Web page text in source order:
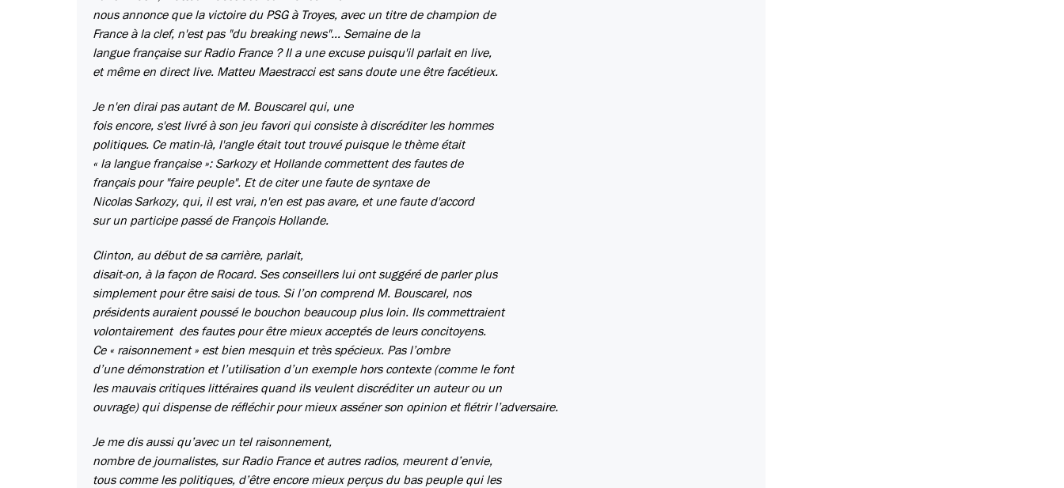
nous annonce que la victoire du PSG à Troyes, avec un titre de champion de
France à la clef, n'est pas "du breaking news"... Semaine de la
langue française sur Radio France ? Il a une excuse puisqu'il parlait en live,
et même en direct live. Matteu Maestracci est sans doute une être facétieux.
Je n'en dirai pas autant de M. Bouscarel qui, une
fois encore, s'est livré à son jeu favori qui consiste à discréditer les hommes
politiques. Ce matin-là, l'angle était tout trouvé puisque le thème était
« la langue française »: Sarkozy et Hollande commettent des fautes de
français pour "faire peuple". Et de citer une faute de syntaxe de
Nicolas Sarkozy, qui, il est vrai, n'en est pas avare, et une faute d'accord
sur un participe passé de François Hollande.
Clinton, au début de sa carrière, parlait,
disait-on, à la façon de Rocard. Ses conseillers lui ont suggéré de parler plus
simplement pour être saisi de tous. Si l’on comprend M. Bouscarel, nos
présidents auraient poussé le bouchon beaucoup plus loin. Ils commettraient
volontairement des fautes pour être mieux acceptés de leurs concitoyens.
Ce « raisonnement » est bien mesquin et très spécieux. Pas l’ombre
d’une démonstration et l’utilisation d’un exemple hors contexte (comme le font
les mauvais critiques littéraires quand ils veulent discréditer un auteur ou un
ouvrage) qui dispense de réfléchir pour mieux asséner son opinion et flétrir l’adversaire.
Je me dis aussi qu’avec un tel raisonnement,
nombre de journalistes, sur Radio France et autres radios, meurent d’envie,
tous comme les politiques, d’être encore mieux perçus du bas peuple qui les